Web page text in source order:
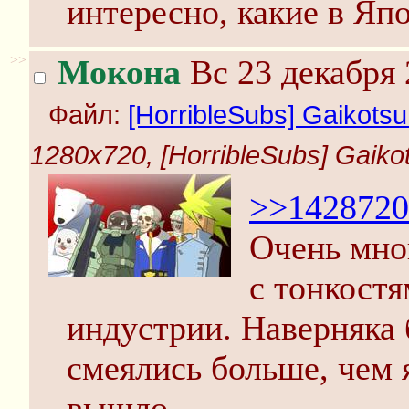
интересно, какие в
>> Мокона Вс 23
Файл: [HorribleSubs]
1280x720, [HorribleSubs]
>>1428720
Очень
с
индустрии.
смеялись больше,